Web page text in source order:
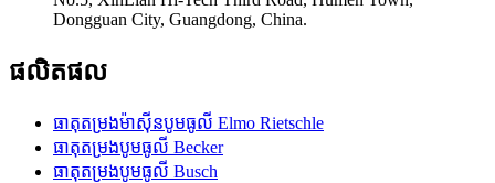
Dongguan City, Guangdong, China.
ផលិតផល
ធាតុតម្រងម៉ាស៊ីនបូមធូលី Elmo Rietschle
ធាតុតម្រងបូមធូលី Becker
ធាតុតម្រងបូមធូលី Busch